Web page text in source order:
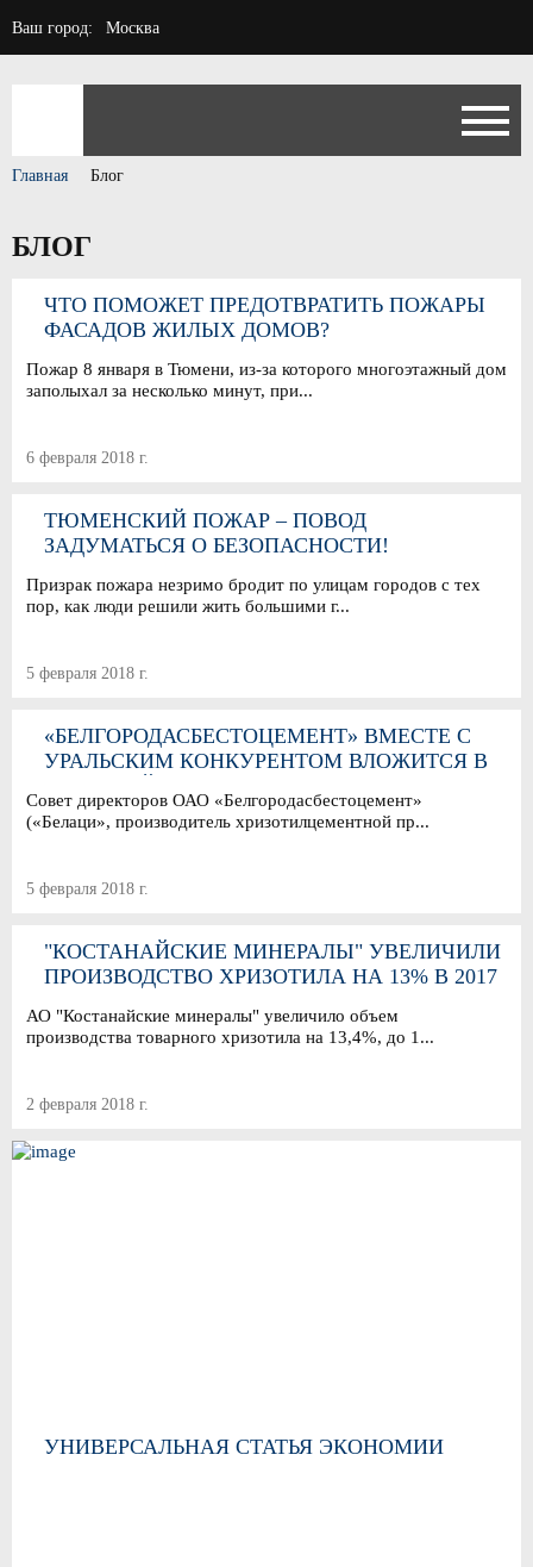
Ваш город: Москва
Главная Блог
БЛОГ
ЧТО ПОМОЖЕТ ПРЕДОТВРАТИТЬ ПОЖАРЫ
ФАСАДОВ ЖИЛЫХ ДОМОВ?
Пожар 8 января в Тюмени, из-за которого многоэтажный дом
заполыхал за несколько минут, при...
6 февраля 2018 г.
ТЮМЕНСКИЙ ПОЖАР – ПОВОД
ЗАДУМАТЬСЯ О БЕЗОПАСНОСТИ!
Призрак пожара незримо бродит по улицам городов с тех
пор, как люди решили жить большими г...
5 февраля 2018 г.
«БЕЛГОРОДАСБЕСТОЦЕМЕНТ» ВМЕСТЕ С
УРАЛЬСКИМ КОНКУРЕНТОМ ВЛОЖИТСЯ В
Совет директоров ОАО «Белгородасбестоцемент»
(«Белаци», производитель хризотилцементной пр...
5 февраля 2018 г.
"КОСТАНАЙСКИЕ МИНЕРАЛЫ" УВЕЛИЧИЛИ
ПРОИЗВОДСТВО ХРИЗОТИЛА НА 13% В 2017
АО "Костанайские минералы" увеличило объем
производства товарного хризотила на 13,4%, до 1...
2 февраля 2018 г.
УНИВЕРСАЛЬНАЯ СТАТЬЯ ЭКОНОМИИ